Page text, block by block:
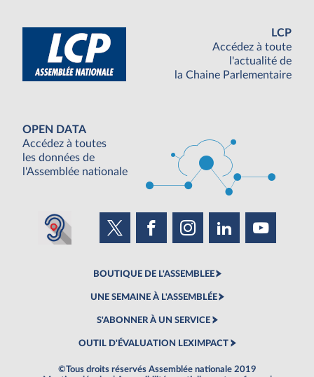
LCP
Accédez à toute
l'actualité de
la Chaine Parlementaire
OPEN DATA
Accédez à toutes
les données de
l'Assemblée nationale
BOUTIQUE DE L'ASSEMBLEE
UNE SEMAINE À L'ASSEMBLÉE
S'ABONNER À UN SERVICE
OUTIL D'ÉVALUATION LEXIMPACT
©Tous droits réservés Assemblée nationale 2019